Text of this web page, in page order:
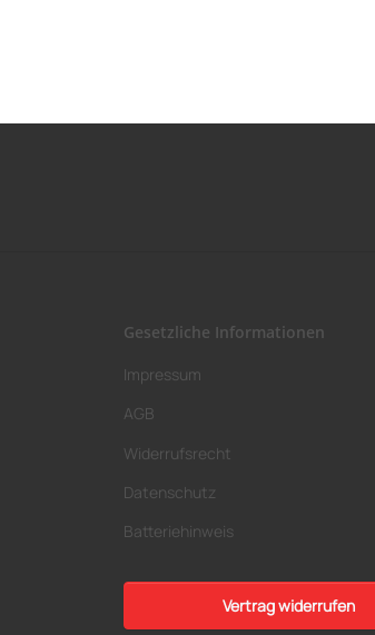
Gesetzliche Informationen
Impressum
AGB
Widerrufsrecht
Datenschutz
Batteriehinweis
Vertrag widerrufen